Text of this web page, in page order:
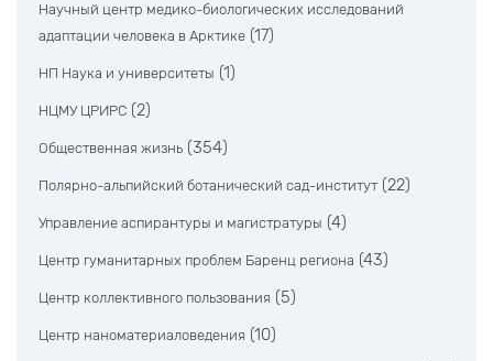
Научный центр медико-биологических исследований
адаптации человека в Арктике (17)
НП Наука и университеты (1)
НЦМУ ЦРИРС (2)
Общественная жизнь (354)
Полярно-альпийский ботанический сад-институт (22)
Управление аспирантуры и магистратуры (4)
Центр гуманитарных проблем Баренц региона (43)
Центр коллективного пользования (5)
Центр наноматериаловедения (10)